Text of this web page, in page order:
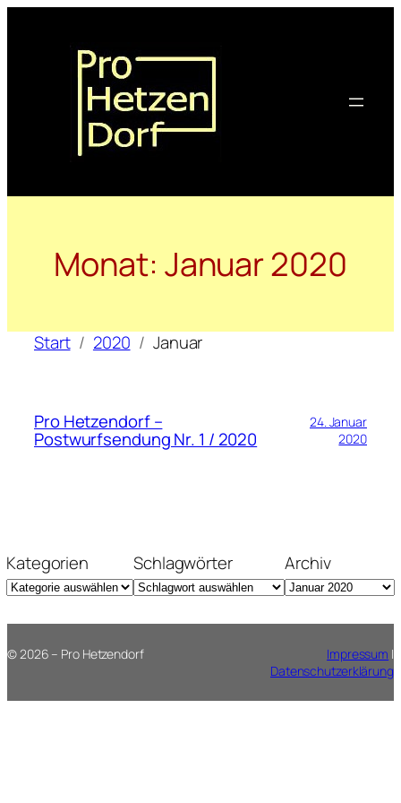
Monat: Januar 2020
Start 2020 Januar
Pro Hetzendorf –
Postwurfsendung Nr. 1 / 2020
24. Januar
2020
Kategorien Schlagwörter Archiv
© 2026 – Pro Hetzendorf Impressum |
Datenschutzerklärung